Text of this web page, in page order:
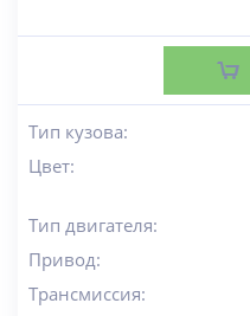
Тип кузова:
Цвет:
Тип двигателя:
Привод:
Трансмиссия: